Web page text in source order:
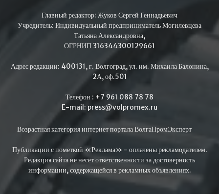
Главный редактор: Жуков Сергей Геннадьевич
Учредитель: Индивидуальный предприниматель Могилевцева
Татьяна Александровна,
ОГРНИП 316344300129661
Адрес редакции: 400131, г. Волгоград, ул. им. Михаила Балонина,
2А, оф.501
Телефон : +7 961 088 78 78
E-mail: press@volpromex.ru
Возрастная категория интернет портала ВолгаПромЭксперт
Публикации с пометкой «Реклама» - оплачены рекламодателем.
Редакция сайта не несет ответственности за достоверность
информации, содержащейся в рекламных объявлениях.